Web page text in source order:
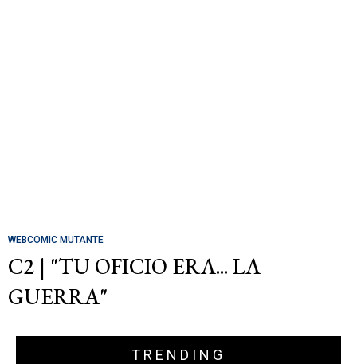
WEBCOMIC MUTANTE
C2 | "TU OFICIO ERA... LA
GUERRA"
TRENDING